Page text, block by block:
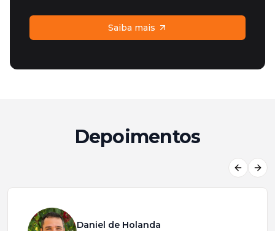
Saiba mais
Depoimentos
Daniel de Holanda